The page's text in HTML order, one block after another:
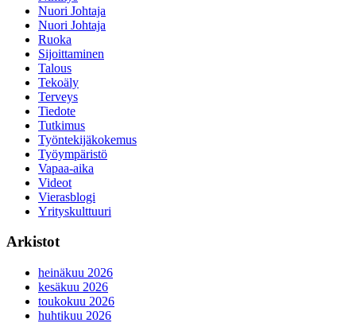
Nuori Johtaja
Nuori Johtaja
Ruoka
Sijoittaminen
Talous
Tekoäly
Terveys
Tiedote
Tutkimus
Työntekijäkokemus
Työympäristö
Vapaa-aika
Videot
Vierasblogi
Yrityskulttuuri
Arkistot
heinäkuu 2026
kesäkuu 2026
toukokuu 2026
huhtikuu 2026